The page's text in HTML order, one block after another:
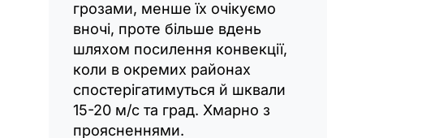
грозами, менше їх очікуємо
вночі, проте більше вдень
шляхом посилення конвекції,
коли в окремих районах
спостерігатимуться й шквали
15-20 м/с та град. Хмарно з
проясненнями.